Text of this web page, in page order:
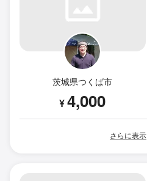
茨城県つくば市
¥4,000
さらに表示